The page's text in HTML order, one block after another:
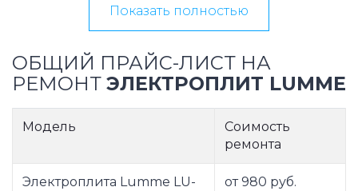
Показать полностью
ОБЩИЙ ПРАЙС-ЛИСТ НА
РЕМОНТ ЭЛЕКТРОПЛИТ LUMME
Модель
Соимость
ремонта
Электроплита Lumme LU-
от 980 руб.